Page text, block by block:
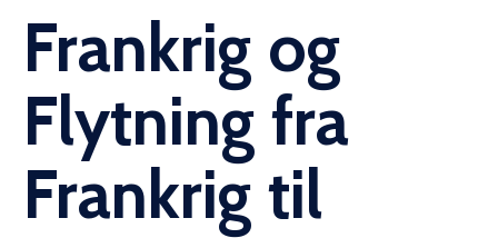
Frankrig og
Flytning fra
Frankrig til